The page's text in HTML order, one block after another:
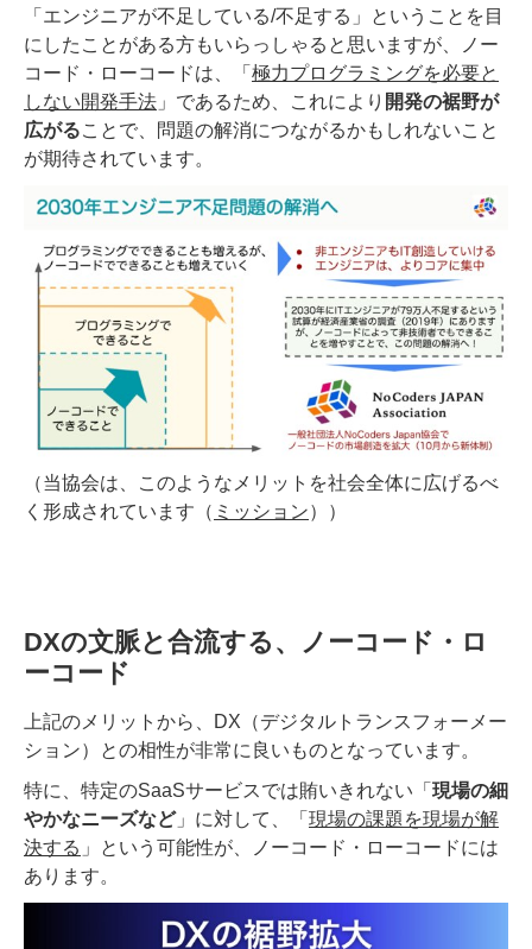
「エンジニアが不足している/不足する」ということを目
にしたことがある方もいらっしゃると思いますが、ノー
コード・ローコードは、「 極力プログラミングを必要と
しない開発手法 」であるため、これにより 開発の裾野が
広がることで、問題の解消につながるかもしれないこと
が期待されています。
（当協会は、このようなメリットを社会全体に広げるべ
く形成されています（ ミッション））
DXの文脈と合流する、ノーコード・ロ
ーコード
上記のメリットから、DX（デジタルトランスフォーメー
ション）との相性が非常に良いものとなっています。
特に、特定のSaaSサービスでは賄いきれない「 現場の細
やかなニーズなど」に対して、「 現場の課題を現場が解
決する 」という可能性が、ノーコード・ローコードには
あります。